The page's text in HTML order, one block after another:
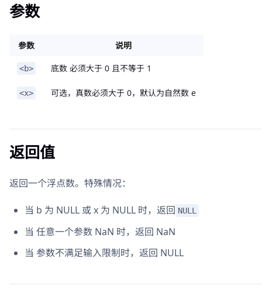
参数
参数 说明
<b> 底数 必须大于 0 且不等于 1
<x> 可选，真数必须大于 0，默认为自然数 e
返回值
返回一个浮点数。特殊情况：
当 b 为 NULL 或 x 为 NULL 时，返回 NULL
当 任意一个参数 NaN 时，返回 NaN
当 参数不满足输入限制时，返回 NULL